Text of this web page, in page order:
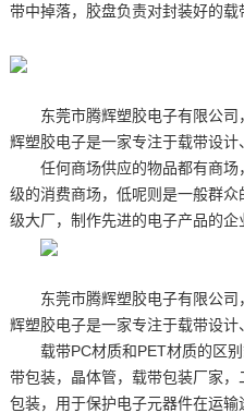
带中掉落，胶盘负责对封装好的载
东莞市腾辉塑胶电子有限公
辉塑胶电子是一家专注于载带设计
任何商场供应的物品都有商场，
级的消费商场，低呢则是一般群
级大厂，制作先进的电子产品的企
东莞市腾辉塑胶电子有限公
辉塑胶电子是一家专注于载带设计
载带PC材质和PET材质的区
带包装，晶体管， 载带包装厂家，
包装，用于保护电子元器件在运输